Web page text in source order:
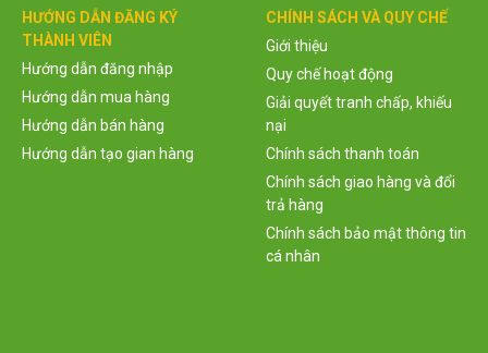
HƯỚNG DẪN ĐĂNG KÝ
THÀNH VIÊN
Hướng dẫn đăng nhập
Hướng dẫn mua hàng
Hướng dẫn bán hàng
Hướng dẫn tạo gian hàng
CHÍNH SÁCH VÀ QUY CHẾ
Giới thiệu
Quy chế hoạt động
Giải quyết tranh chấp, khiếu
nại
Chính sách thanh toán
Chính sách giao hàng và đổi
trả hàng
Chính sách bảo mật thông tin
cá nhân